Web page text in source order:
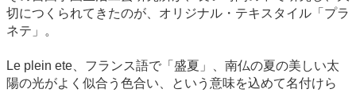
切につくられてきたのが、オリジナル・テキスタイル「プラ
ネテ」。
Le plein ete、フランス語で「盛夏」、南仏の夏の美しい太
陽の光がよく似合う色合い、という意味を込めて名付けら